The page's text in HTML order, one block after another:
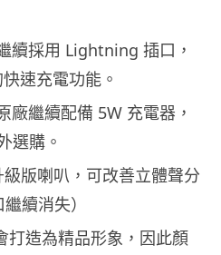
續採用 Lightning 插口，
速充電功能。
廠繼續配備 5W 充電器，
選購。
級版喇叭，可改善立體聲分
續消失）
打造為精品形象，因此顏